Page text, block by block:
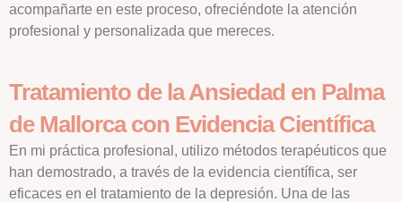
acompañarte en este proceso, ofreciéndote la atención
profesional y personalizada que mereces.
Tratamiento de la Ansiedad en Palma
de Mallorca con Evidencia Científica
En mi práctica profesional, utilizo métodos terapéuticos que
han demostrado, a través de la evidencia científica, ser
eficaces en el tratamiento de la depresión. Una de las